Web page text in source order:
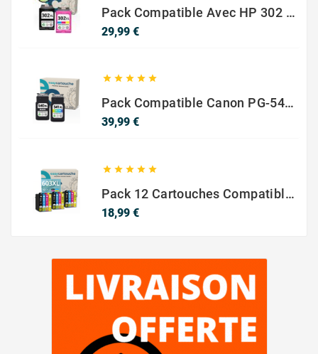
Pack Compatible Avec HP 302 XL Noir Et Couleur - SANS NIVEAU ENCRE
29,99 €Prix
    
Pack Compatible Canon PG-540 XL / CL-541 XL – Noir & Couleur – Haute Capacité
39,99 €Prix
    
Pack 12 Cartouches Compatible EPSON 603XL
18,99 €Prix